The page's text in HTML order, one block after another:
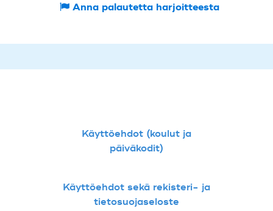
Anna palautetta harjoitteesta
Käyttöehdot (koulut ja
päiväkodit)
Käyttöehdot sekä rekisteri- ja
tietosuojaseloste